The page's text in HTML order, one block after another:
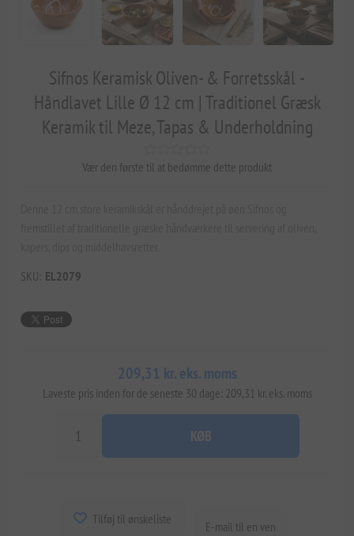
Sifnos Keramisk Oliven- & Forretsskål -
Håndlavet Lille Ø 12 cm | Traditionel Græsk
Keramik til Meze, Tapas & Underholdning
Vær den første til at bedømme dette produkt
SKU: EL2079
209,31 kr. eks. moms
Laveste pris inden for de seneste 30 dage: 209,31 kr. eks. moms
KØB
Tilføj til ønskeliste E-mail til en ven